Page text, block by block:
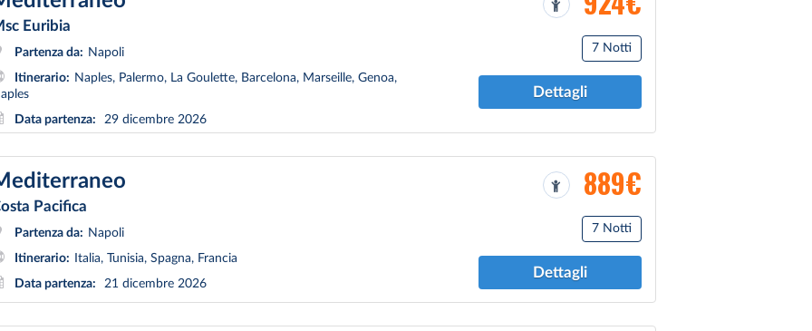
Euribia
Partenza da: Napoli
Itinerario: Naples, Palermo, La Goulette, Barcelona, Marseille, Genoa,
Data partenza:
29 dicembre 2026
7 Notti
Dettagli
Pacifica
889€
Partenza da: Napoli
Itinerario:
Italia, Tunisia, Spagna, Francia
Data partenza:
21 dicembre 2026
7 Notti
Dettagli